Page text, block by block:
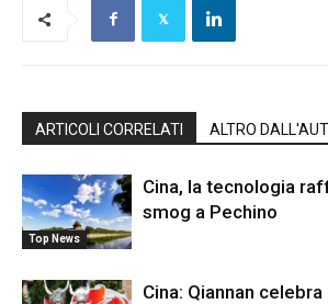
ARTICOLI CORRELATI ALTRO
Top News
Cina, la tecnologia
smog a Pechino
Cina: Qiannan